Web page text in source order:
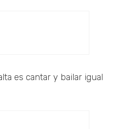
es cantar y bailar igual